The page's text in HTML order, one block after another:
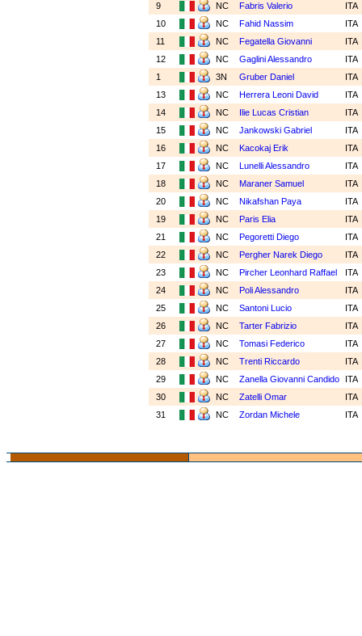
9
NC Fabris Valerio
ITA
10
NC Fahid Nassim
ITA
11
NC Fegatella Giovanni
ITA
12
NC Gaglini Alessandro
ITA
1
3N Gruber Daniel
ITA
13
NC Herrera Leoni David
ITA
14
NC Ilie Lucas Cristian
ITA
15
NC Jankowski Gabriel
ITA
16
NC Kacokaj Erik
ITA
17
NC Lunelli Alessandro
ITA
18
NC Maraner Samuel
ITA
20
NC Nikafshan Paya
ITA
19
NC Paris Elia
ITA
21
NC Pegoretti Diego
ITA
22
NC Pergher Narek Diego
ITA
23
NC Pircher Leonhard Raffael
ITA
24
NC Poli Alessandro
ITA
25
NC Santoni Lucio
ITA
26
NC Tarter Fabrizio
ITA
27
NC Tomasi Federico
ITA
28
NC Trenti Riccardo
ITA
29
NC Zanella Giovanni Candido
ITA
30
NC Zatelli Omar
ITA
31
NC Zordan Michele ITA